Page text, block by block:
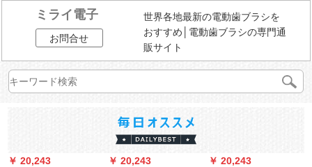
ミライ電子
お問合せ
世界各地最新の電動歯ブラシを
おすすめ│電動歯ブラシの専門通
販サイト
￥ 20,243
￥ 20,243
￥ 20,243